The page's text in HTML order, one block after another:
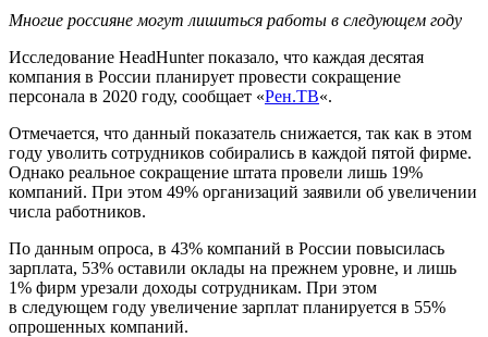
Многие россияне могут лишиться работы в следующем году
Исследование HeadHunter показало, что каждая десятая
компания в России планирует провести сокращение
персонала в 2020 году, сообщает «Рен.ТВ«.
Отмечается, что данный показатель снижается, так как в этом
году уволить сотрудников собирались в каждой пятой фирме.
Однако реальное сокращение штата провели лишь 19%
компаний. При этом 49% организаций заявили об увеличении
числа работников.
По данным опроса, в 43% компаний в России повысилась
зарплата, 53% оставили оклады на прежнем уровне, и лишь
1% фирм урезали доходы сотрудникам. При этом
в следующем году увеличение зарплат планируется в 55%
опрошенных компаний.